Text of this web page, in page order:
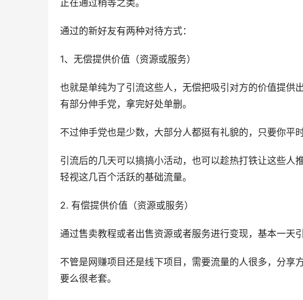
正在通过稍等之类。
通过的新好友有两种对待方式：
1、无偿提供价值（资源或服务）
也就是单纯为了引流这些人，无偿把吸引对方的价值提供
有部分伸手党，拿完好处单删。
不过伸手党也是少数，大部分人都挺有礼貌的，只要你平
引流后的几天可以搞搞小活动，也可以趁热打铁让这些
轻视这几百个活跃的基础流量。
2. 有偿提供价值（资源或服务）
通过售卖教程或者出售资源或者服务进行变现，基本一天
不管是网赚项目还是线下项目，需要流量的人很多，分
要么很老套。